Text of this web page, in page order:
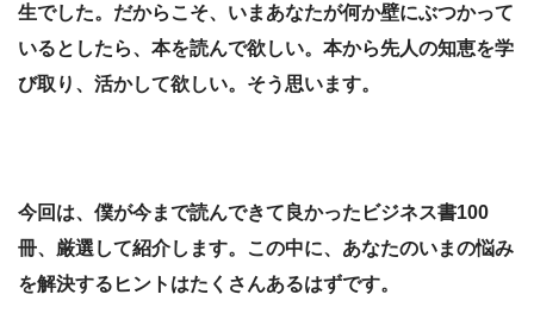
生でした。だからこそ、いまあなたが何か壁にぶつかって
いるとしたら、本を読んで欲しい。本から先人の知恵を学
び取り、活かして欲しい。そう思います。
今回は、僕が今まで読んできて良かったビジネス書100
冊、厳選して紹介します。この中に、あなたのいまの悩み
を解決するヒントはたくさんあるはずです。